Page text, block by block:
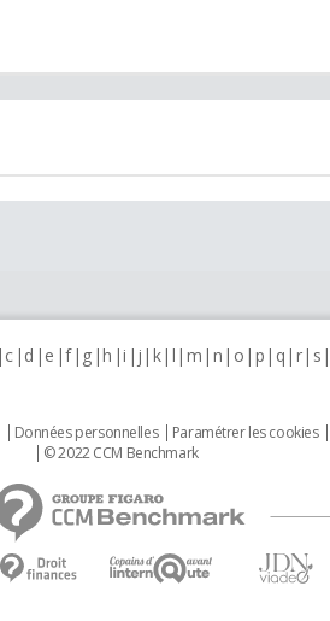
c d e f g h i j k l m n o p q r s
Données personnelles Paramétrer les cookies
© 2022 CCM Benchmark